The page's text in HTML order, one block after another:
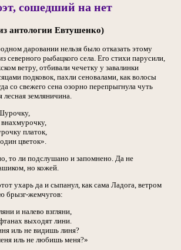
сошедший на нет
антологии Евтушенко)
даровании нельзя было отказать этому
северного рыбацкого села. Его стихи парусили,
ветру, отбивали чечетку у завалинки
подковок, пахли сеновалами, как волосы
со свежего сена озорно перепрыгнула чуть
земляничина.
платок,
цветок».
то ли подслушано и запомнено. Да не
но кожей.
ухарь да и сыпанул, как сама Ладога, ветром
брызг-жемчугов:
и налево взгляни,
выходят лини.
иль не видишь линя?
иль не любишь меня?»